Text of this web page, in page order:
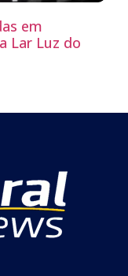
em
Lar Luz do